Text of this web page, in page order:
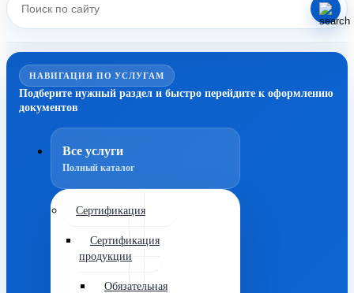
НАВИГАЦИЯ ПО УСЛУГАМ
Подберите нужный раздел и быстро перейдите к оформлению
документов
Все услуги
Полный каталог
Сертификация
Сертификация
продукции
Обязательная